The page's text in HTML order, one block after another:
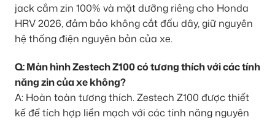
jack cắm zin 100% và mặt dưỡng riêng cho Honda
HRV 2026, đảm bảo không cắt đấu dây, giữ nguyên
hệ thống điện nguyên bản của xe.
Q: Màn hình Zestech Z100 có tương thích với các tính
năng zin của xe không?
A: Hoàn toàn tương thích. Zestech Z100 được thiết
kế để tích hợp liền mạch với các tính năng nguyên